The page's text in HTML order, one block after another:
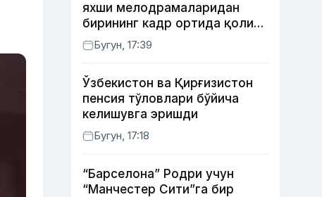
яхши мелодрамаларидан
бирининг кадр ортида қолиб
кетган воқеалари
Бугун, 17:39
Ўзбекистон ва Қирғизистон
пенсия тўловлари бўйича
келишувга эришди
Бугун, 17:18
“Барселона” Родри учун
“Манчестер Сити”га бир